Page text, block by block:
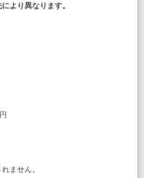
より異なります。
ません。